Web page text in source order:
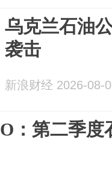
乌克兰石油
袭击
新浪财经 2026-08-
：第二季